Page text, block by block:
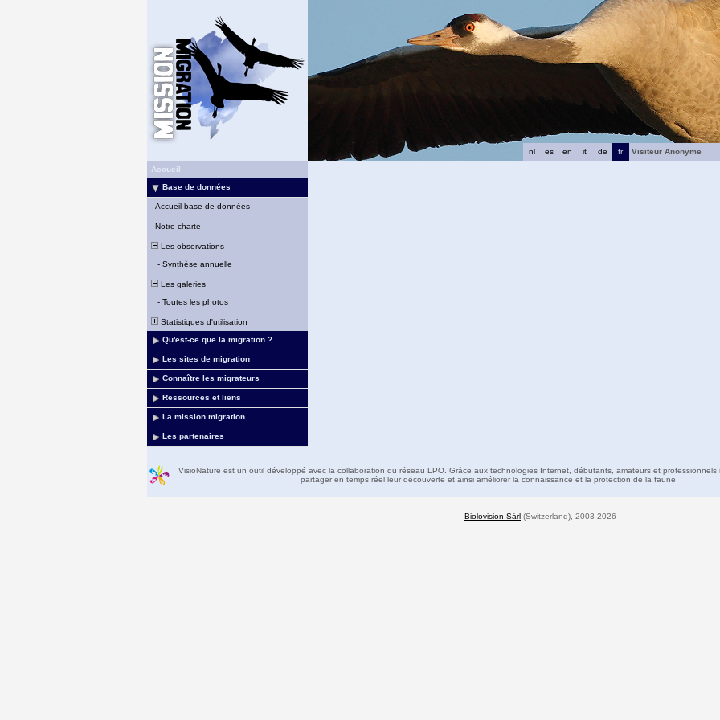
fr
de
it
en
es
nl
Visiteur Anonyme
Accueil
Base de données
- Accueil base de données
- Notre charte
Les observations
- Synthèse annuelle
Les galeries
- Toutes les photos
Statistiques d'utilisation
Qu'est-ce que la migration ?
Les sites de migration
Connaître les migrateurs
Ressources et liens
La mission migration
Les partenaires
VisioNature est un outil développé avec la collaboration du réseau LPO. Grâce aux technologies Internet, débutants, amateurs et professionnels
partager en temps réel leur découverte et ainsi améliorer la connaissance et la protection de la faune
Biolovision Sàrl (Switzerland), 2003-2026